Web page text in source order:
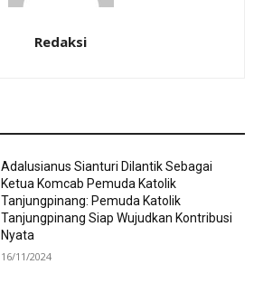
Redaksi
Adalusianus Sianturi Dilantik Sebagai
Ketua Komcab Pemuda Katolik
Tanjungpinang: Pemuda Katolik
Tanjungpinang Siap Wujudkan Kontribusi
Nyata
16/11/2024